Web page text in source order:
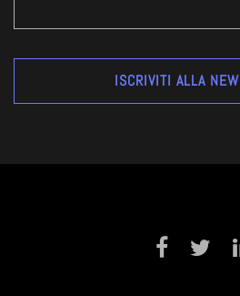
Facebook